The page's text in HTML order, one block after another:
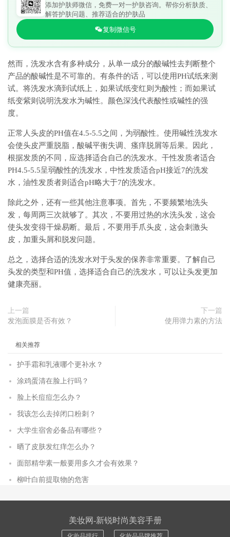
添加护肤师微信，免费一对一护肤咨询。帮你分析肤质、
解答护肤问题、推荐适合的护肤品
复制微信号
然而，洗发水含有多种成分，从单一成分的酸碱性去判断整个
产品的酸碱性是不可靠的。有条件的话，可以使用PH试纸来测
试。将洗发水滴到试纸上，如果试纸变红则为酸性；而如果试
纸变紫则说明洗发水为碱性。颜色深浅代表酸性或碱性的强
度。
正常人头皮的PH值在4.5-5.5之间，为弱酸性。使用碱性洗发水
会使头皮严重脱脂，酸碱平衡失调、瘙痒脱屑等后果。因此，
根据发质的不同，应选择适合自己的洗发水。干性发质者适合
PH4.5-5.5呈弱酸性的洗发水，中性发质适合pH接近7的洗发
水，油性发质者则适合pH略大于7的洗发水。
除此之外，还有一些其他注意事项。首先，不要频繁地洗头
发，每周两三次就够了。其次，不要用过热的水洗头发，这会
使头发变得干燥易断。最后，不要用手爪头皮，这会刺激头
皮，加重头屑和脱发问题。
总之，选择合适的洗发水对于头发的保养非常重要。了解自己
头发的类型和PH值，选择适合自己的洗发水，可以让头发更加
健康亮丽。
上一篇
发泡面膜是否有效？
下一篇
使用弹力素的方法
相关推荐
护手霜和乳液哪个更补水？
涂鸡蛋清在脸上行吗？
脸上长痘痘怎么办？
我该怎么去掉闭口粉刺？
大学生宿舍必备品有哪些？
晒了皮肤发红痒怎么办？
面部精华素一般要用多久才会有效果？
柳叶白前提取物的危害
美妆网-新锐时尚美容手册